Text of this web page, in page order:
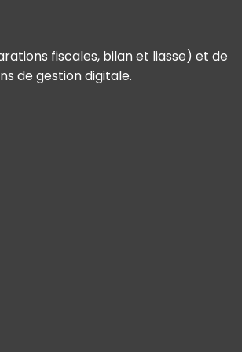
fiscales, bilan et liasse) et de
de gestion digitale.